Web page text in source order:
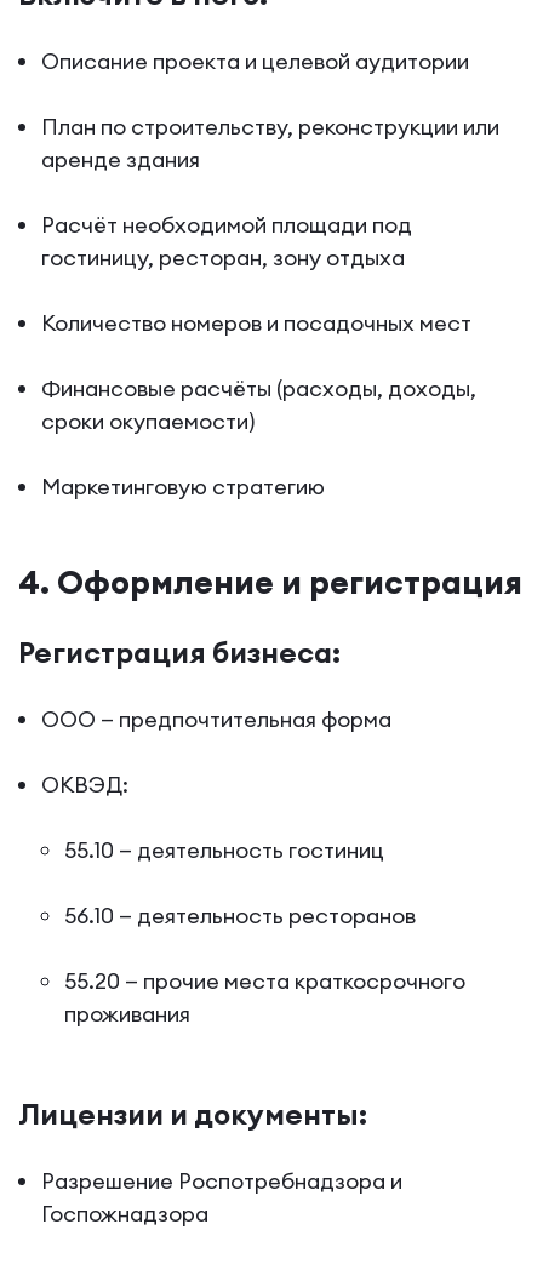
Описание проекта и целевой аудитории
План по строительству, реконструкции или
аренде здания
Расчёт необходимой площади под
гостиницу, ресторан, зону отдыха
Количество номеров и посадочных мест
Финансовые расчёты (расходы, доходы,
сроки окупаемости)
Маркетинговую стратегию
4. Оформление и регистрация
Регистрация бизнеса:
ООО — предпочтительная форма
ОКВЭД:
55.10 — деятельность гостиниц
56.10 — деятельность ресторанов
55.20 — прочие места краткосрочного
проживания
Лицензии и документы:
Разрешение Роспотребнадзора и
Госпожнадзора